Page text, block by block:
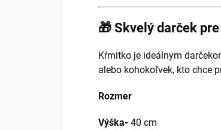
🎁 Skvelý darček
Kŕmitko je ideálnym
alebo kohokoľvek, kto chce
Rozmer
Výška- 40 cm